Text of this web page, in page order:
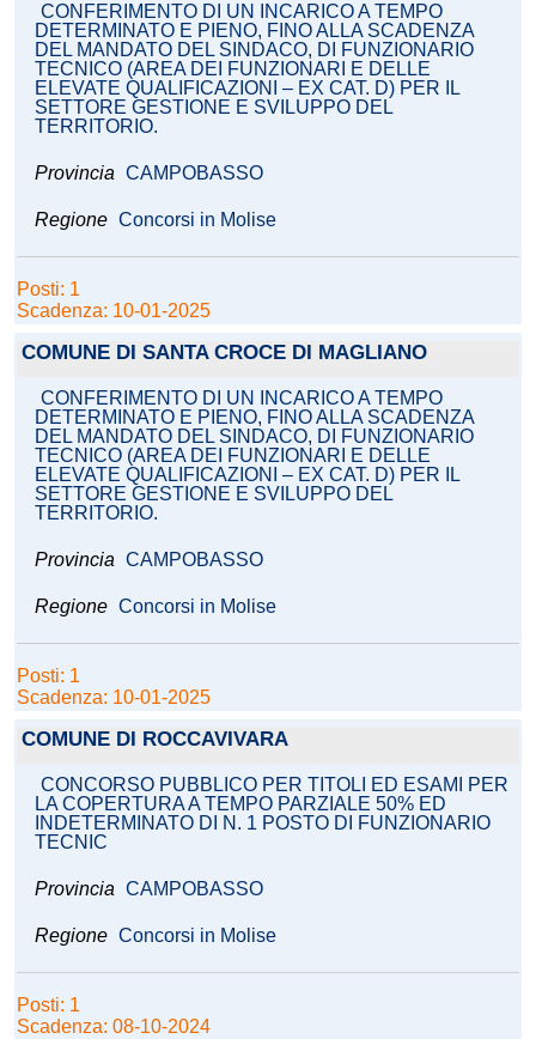
CONFERIMENTO DI UN INCARICO A TEMPO
DETERMINATO E PIENO, FINO ALLA SCADENZA
DEL MANDATO DEL SINDACO, DI FUNZIONARIO
TECNICO (AREA DEI FUNZIONARI E DELLE
ELEVATE QUALIFICAZIONI – EX CAT. D) PER IL
SETTORE GESTIONE E SVILUPPO DEL
TERRITORIO.
Provincia CAMPOBASSO
Regione Concorsi in Molise
Posti: 1
Scadenza: 10-01-2025
COMUNE DI SANTA CROCE DI MAGLIANO
CONFERIMENTO DI UN INCARICO A TEMPO
DETERMINATO E PIENO, FINO ALLA SCADENZA
DEL MANDATO DEL SINDACO, DI FUNZIONARIO
TECNICO (AREA DEI FUNZIONARI E DELLE
ELEVATE QUALIFICAZIONI – EX CAT. D) PER IL
SETTORE GESTIONE E SVILUPPO DEL
TERRITORIO.
Provincia CAMPOBASSO
Regione Concorsi in Molise
Posti: 1
Scadenza: 10-01-2025
COMUNE DI ROCCAVIVARA
CONCORSO PUBBLICO PER TITOLI ED ESAMI PER
LA COPERTURA A TEMPO PARZIALE 50% ED
INDETERMINATO DI N. 1 POSTO DI FUNZIONARIO
TECNIC
Provincia CAMPOBASSO
Regione Concorsi in Molise
Posti: 1
Scadenza: 08-10-2024